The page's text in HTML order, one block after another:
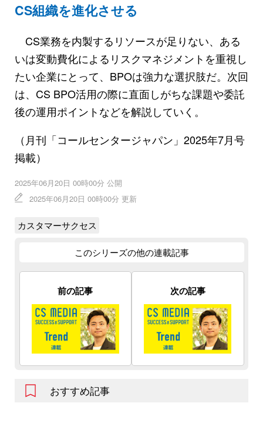
CS組織を進化させる
CS業務を内製するリソースが足りない、ある
いは変動費化によるリスクマネジメントを重視し
たい企業にとって、BPOは強力な選択肢だ。次回
は、CS BPO活用の際に直面しがちな課題や委託
後の運用ポイントなどを解説していく。
（月刊「コールセンタージャパン」2025年7月号
掲載）
2025年06月20日 00時00分 公開
2025年06月20日 00時00分 更新
カスタマーサクセス
このシリーズの他の連載記事
前の記事 次の記事
おすすめ記事